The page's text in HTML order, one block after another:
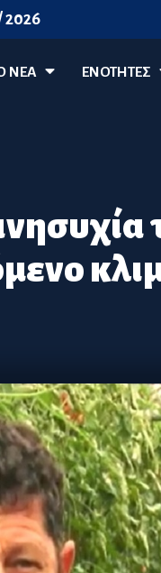
2026
ΝΈΑ ΕΝΟΤΗΤΕΣ